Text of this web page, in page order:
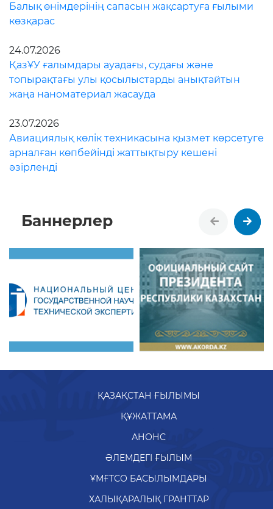
Балық өнімдерінің сапасын жақсартуға ғылыми
көзқарас
24.07.2026
ҚазҰУ ғалымдары ауадағы, судағы және
топырақтағы улы қосылыстарды анықтайтын
жаңа наноматериал жасауда
23.07.2026
Авиациялық көлік техникасына қызмет көрсетуге
арналған көпбейінді жаттықтыру кешені
әзірленді
Баннерлер
ҚАЗАҚСТАН ҒЫЛЫМЫ
ҚҰЖАТТАМА
АНОНС
ӘЛЕМДЕГІ ҒЫЛЫМ
ҰМҒТСО БАСЫЛЫМДАРЫ
ХАЛЫҚАРАЛЫҚ ГРАНТТАР